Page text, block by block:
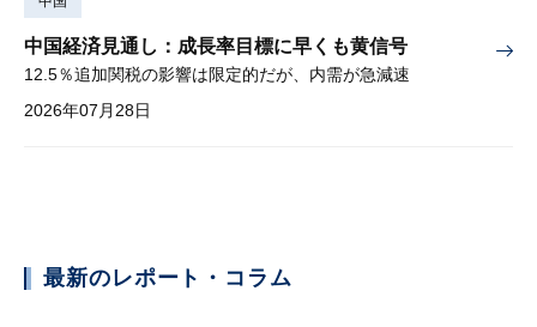
中国経済見通し：成長率目標に早くも黄信号
12.5％追加関税の影響は限定的だが、内需が急減速
2026年07月28日
最新のレポート・コラム